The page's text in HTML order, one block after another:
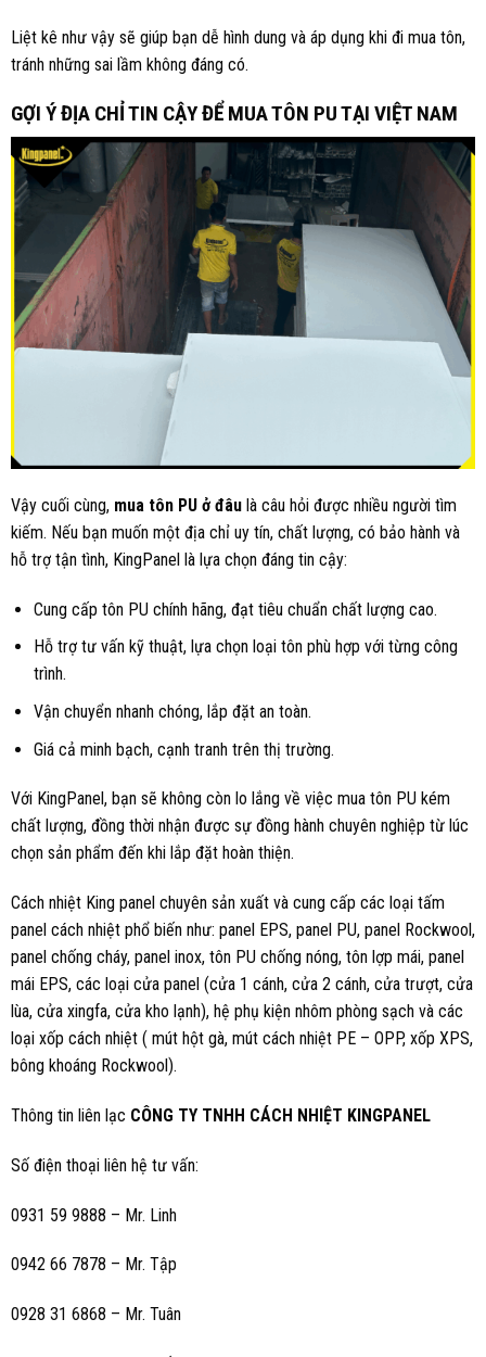
Liệt kê như vậy sẽ giúp bạn dễ hình dung và áp dụng khi đi mua tôn,
tránh những sai lầm không đáng có.
GỢI Ý ĐỊA CHỈ TIN CẬY ĐỂ MUA TÔN PU TẠI VIỆT NAM
Vậy cuối cùng, mua tôn PU ở đâu là câu hỏi được nhiều người tìm
kiếm. Nếu bạn muốn một địa chỉ uy tín, chất lượng, có bảo hành và
hỗ trợ tận tình, KingPanel là lựa chọn đáng tin cậy:
Cung cấp tôn PU chính hãng, đạt tiêu chuẩn chất lượng cao.
Hỗ trợ tư vấn kỹ thuật, lựa chọn loại tôn phù hợp với từng công
trình.
Vận chuyển nhanh chóng, lắp đặt an toàn.
Giá cả minh bạch, cạnh tranh trên thị trường.
Với KingPanel, bạn sẽ không còn lo lắng về việc mua tôn PU kém
chất lượng, đồng thời nhận được sự đồng hành chuyên nghiệp từ lúc
chọn sản phẩm đến khi lắp đặt hoàn thiện.
Cách nhiệt King panel chuyên sản xuất và cung cấp các loại tấm
panel cách nhiệt phổ biến như: panel EPS, panel PU, panel Rockwool,
panel chống cháy, panel inox, tôn PU chống nóng, tôn lợp mái, panel
mái EPS, các loại cửa panel (cửa 1 cánh, cửa 2 cánh, cửa trượt, cửa
lùa, cửa xingfa, cửa kho lạnh), hệ phụ kiện nhôm phòng sạch và các
loại xốp cách nhiệt ( mút hột gà, mút cách nhiệt PE – OPP, xốp XPS,
bông khoáng Rockwool).
Thông tin liên lạc CÔNG TY TNHH CÁCH NHIỆT KINGPANEL
Số điện thoại liên hệ tư vấn:
0931 59 9888 – Mr. Linh
0942 66 7878 – Mr. Tập
0928 31 6868 – Mr. Tuân